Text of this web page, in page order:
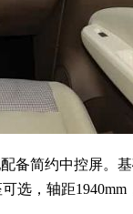
备简约中控屏。基
选，轴距